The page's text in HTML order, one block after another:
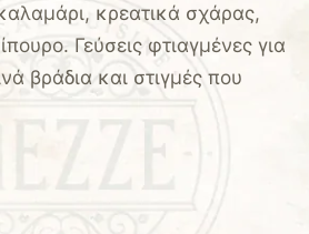
κρεατικά σχάρας,
Γεύσεις φτιαγμένες για
βράδια και στιγμές που